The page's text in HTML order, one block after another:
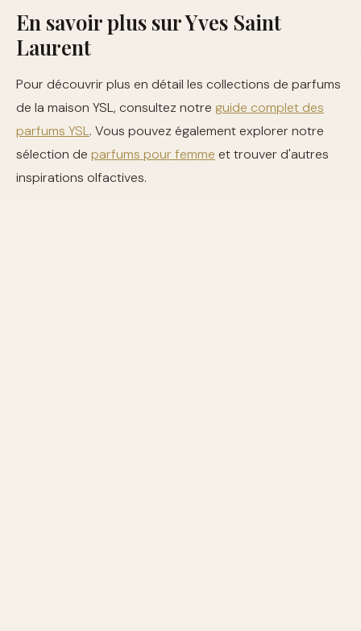
En savoir plus sur Yves Saint
Laurent
Pour découvrir plus en détail les collections de parfums
de la maison YSL, consultez notre guide complet des
parfums YSL. Vous pouvez également explorer notre
sélection de parfums pour femme et trouver d'autres
inspirations olfactives.